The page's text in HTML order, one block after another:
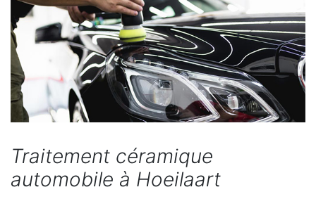
Traitement céramique
automobile à Hoeilaart